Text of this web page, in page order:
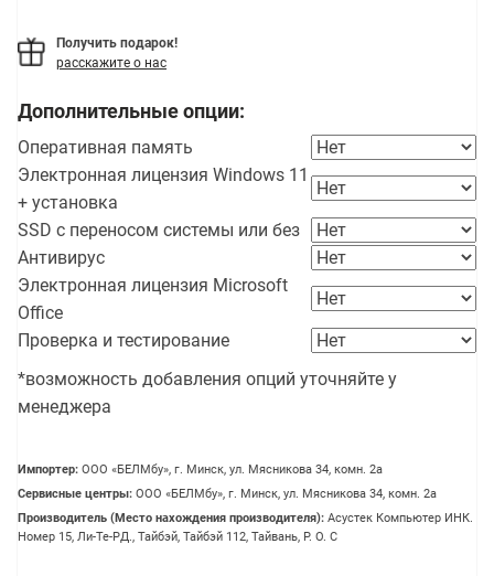
Получить подарок!
расскажите о нас
Дополнительные опции:
Оперативная память
Электронная лицензия Windows 11
+ установка
SSD с переносом системы или без
Антивирус
Электронная лицензия Microsoft
Office
Проверка и тестирование
*возможность добавления опций уточняйте у
менеджера
Импортер: OOO «БЕЛМбу», г. Минск, ул. Мясникова 34, комн. 2а
Сервисные центры: OOO «БЕЛМбу», г. Минск, ул. Мясникова 34, комн. 2а
Производитель (Место нахождения производителя): Асустек Компьютер ИНК.
Номер 15, Ли-Те-РД., Тайбэй, Тайбэй 112, Тайвань, Р. О. С